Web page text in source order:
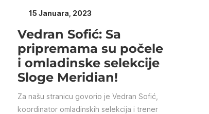
15 Januara, 2023
Vedran Sofić: Sa
pripremama su počele
i omladinske selekcije
Sloge Meridian!
Za našu stranicu govorio je Vedran Sofić,
koordinator omladinskih selekcija i trener